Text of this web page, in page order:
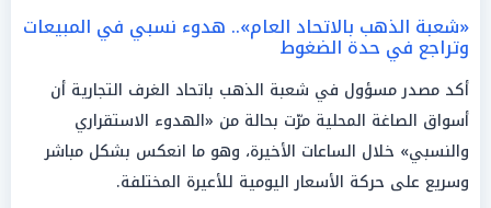
«شعبة الذهب بالاتحاد العام».. هدوء نسبي في المبيعات
وتراجع في حدة الضغوط
أكد مصدر مسؤول في شعبة الذهب باتحاد الغرف التجارية أن
أسواق الصاغة المحلية مرّت بحالة من «الهدوء الاستقراري
والنسبي» خلال الساعات الأخيرة، وهو ما انعكس بشكل مباشر
وسريع على حركة الأسعار اليومية للأعيرة المختلفة.